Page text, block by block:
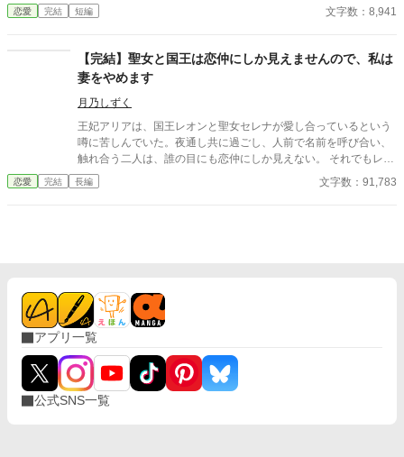
を考えるんだ」 その瞬間、私は自分がどうやってあのタワーマ
いた。セシリアやその父である公爵が度重なる非礼を注意・抗議
しても、ジュリアンは「悪気はないんだ」「寛容になりなさい」
な対応に堪忍袋の緒が切れたセシリアは、綿密な記録を携え、建
国記念夜会という晴れの舞台で決着をつけることを決意。大勢の
貴族が見守る中、逃げ場のない完璧な証拠とともに婚約解消を突
きつけ、身勝手な二人と身内を庇い続けた伯爵家を社会的な破滅
へと追い込んでいく。
恋愛 完結 短編 文字数：8,941
【完結】聖女と国王は恋仲にしか見えませんので、私は
妻をやめます
月乃しずく
王妃アリアは、国王レオンと聖女セレナが愛し合っているという
噂に苦しんでいた。夜通し共に過ごし、人前で名前を呼び合い、
触れ合う二人は、誰の目にも恋仲にしか見えない。 それでもレオ
ンは「国を守るために必要なことだ」と妻の痛みに気づかず、セ
レナも王妃の席へ座り、妻のように振る舞い続ける。ついに礼拝
恋愛 完結 長編 文字数：91,783
アプリ一覧
公式SNS一覧